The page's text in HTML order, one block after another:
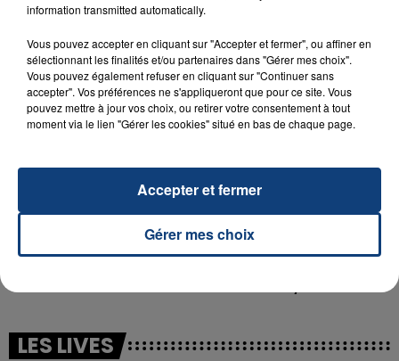
excuses.
TITRES DIFFUSÉS
13h31
13h31 13h29
13h29
LES LIVES
information transmitted automatically.
Vous pouvez accepter en cliquant sur "Accepter et fermer", ou affiner en
sélectionnant les finalités et/ou partenaires dans "Gérer mes choix".
Vous pouvez également refuser en cliquant sur "Continuer sans
accepter". Vos préférences ne s'appliqueront que pour ce site. Vous
pouvez mettre à jour vos choix, ou retirer votre consentement à tout
moment via le lien "Gérer les cookies" situé en bas de chaque page.
Gérer mes choix
Accepter et fermer